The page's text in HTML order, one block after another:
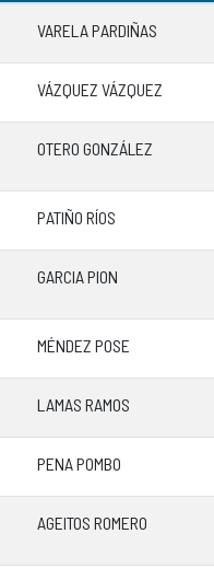
VARELA PARDIÑAS
VÁZQUEZ VÁZQUEZ
OTERO GONZÁLEZ
PATIÑO RÍOS
GARCIA PION
MÉNDEZ POSE
LAMAS RAMOS
PENA POMBO
AGEITOS ROMERO